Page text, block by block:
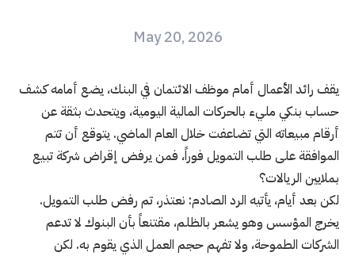
May 20, 2026
يقف رائد الأعمال أمام موظف الائتمان في البنك، يضع أمامه كشف
حساب بنكي مليء بالحركات المالية اليومية، ويتحدث بثقة عن
أرقام مبيعاته التي تضاعفت خلال العام الماضي. يتوقع أن تتم
الموافقة على طلب التمويل فوراً، فمن يرفض إقراض شركة تبيع
بملايين الريالات؟
لكن بعد أيام، يأتيه الرد الصادم: نعتذر، تم رفض طلب التمويل.
يخرج المؤسس وهو يشعر بالظلم، مقتنعاً بأن البنوك لا تدعم
الشركات الطموحة، ولا تفهم حجم العمل الذي يقوم به. لكن